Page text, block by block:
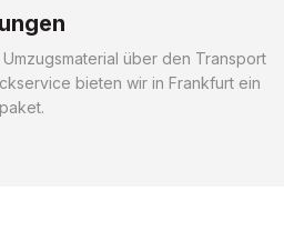
über den Transport
bieten wir in Frankfurt ein